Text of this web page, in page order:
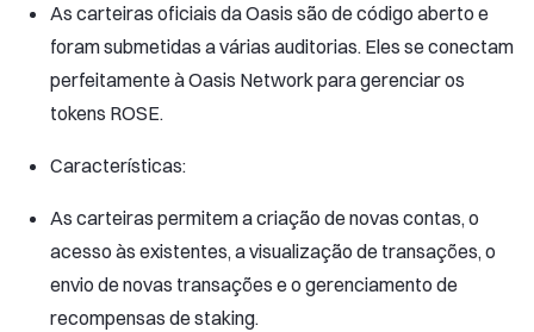
As carteiras oficiais da Oasis são de código aberto e
foram submetidas a várias auditorias. Eles se conectam
perfeitamente à Oasis Network para gerenciar os
tokens ROSE.
Características:
As carteiras permitem a criação de novas contas, o
acesso às existentes, a visualização de transações, o
envio de novas transações e o gerenciamento de
recompensas de staking.